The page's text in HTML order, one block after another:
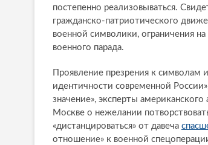
постепенно реализовываться.
гражданско-патриотического
военной символики, ограничения
военного парада.
Проявление презрения к
идентичности современной
значение», эксперты
Москве о нежелании
«дистанцироваться» от давеча
отношение» к военной